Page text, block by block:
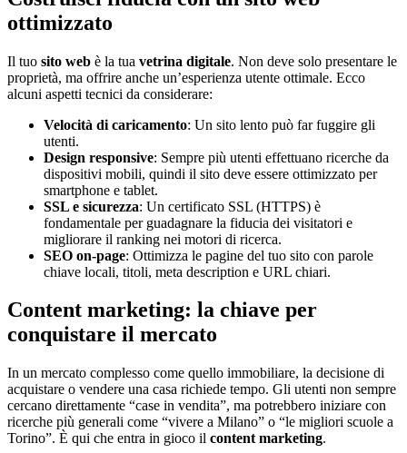
ottimizzato
Il tuo sito web è la tua vetrina digitale. Non deve solo presentare le
proprietà, ma offrire anche un’esperienza utente ottimale. Ecco
alcuni aspetti tecnici da considerare:
Velocità di caricamento: Un sito lento può far fuggire gli
utenti.
Design responsive: Sempre più utenti effettuano ricerche da
dispositivi mobili, quindi il sito deve essere ottimizzato per
smartphone e tablet.
SSL e sicurezza: Un certificato SSL (HTTPS) è
fondamentale per guadagnare la fiducia dei visitatori e
migliorare il ranking nei motori di ricerca.
SEO on-page: Ottimizza le pagine del tuo sito con parole
chiave locali, titoli, meta description e URL chiari.
Content marketing: la chiave per
conquistare il mercato
In un mercato complesso come quello immobiliare, la decisione di
acquistare o vendere una casa richiede tempo. Gli utenti non sempre
cercano direttamente “case in vendita”, ma potrebbero iniziare con
ricerche più generali come “vivere a Milano” o “le migliori scuole a
Torino”. È qui che entra in gioco il content marketing.